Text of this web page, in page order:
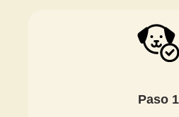
Paso 1